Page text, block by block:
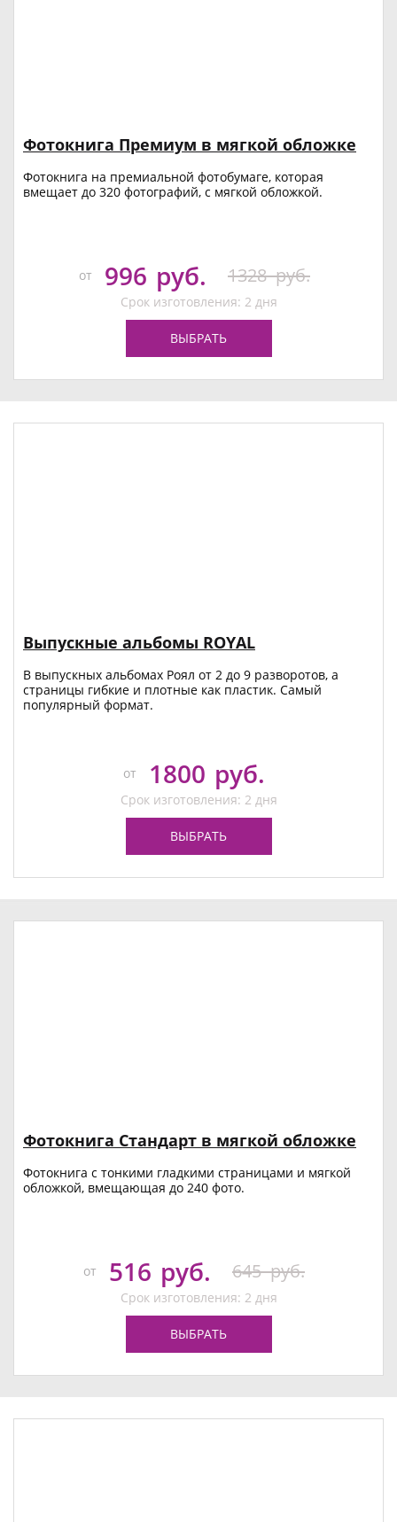
Фотокнига Премиум в мягкой обложке
Фотокнига на премиальной фотобумаге, которая
вмещает до 320 фотографий, с мягкой обложкой.
от 996 руб. 1328 руб.
Срок изготовления: 2 дня
ВЫБРАТЬ
Выпускные альбомы ROYAL
В выпускных альбомах Роял от 2 до 9 разворотов, а
страницы гибкие и плотные как пластик. Самый
популярный формат.
от 1800 руб.
Срок изготовления: 2 дня
ВЫБРАТЬ
Фотокнига Стандарт в мягкой обложке
Фотокнига с тонкими гладкими страницами и мягкой
обложкой, вмещающая до 240 фото.
от 516 руб. 645 руб.
Срок изготовления: 2 дня
ВЫБРАТЬ